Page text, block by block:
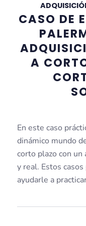
CASO DE
A
En este caso
dinámico mundo
corto plazo con un
y real. Estos
ayudarle a